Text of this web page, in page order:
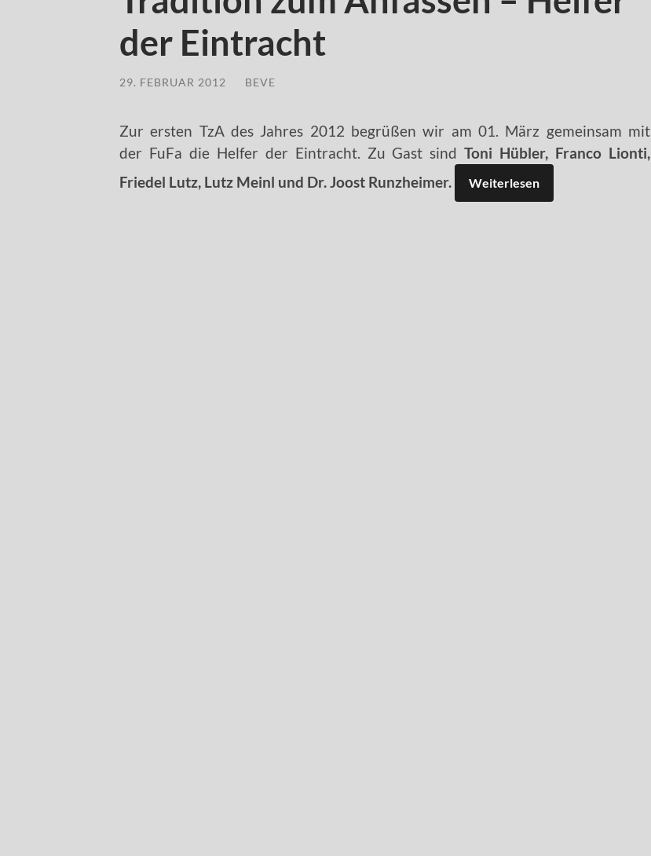
der Eintracht
29. FEBRUAR 2012 BEVE
Zur ersten TzA des Jahres 2012 begrüßen wir am 01. März gemeinsam mit
der FuFa die Helfer der Eintracht. Zu Gast sindToni Hübler, Franco Lionti,
Friedel Lutz, Lutz Meinl und Dr. Joost Runzheimer.
Weiterlesen